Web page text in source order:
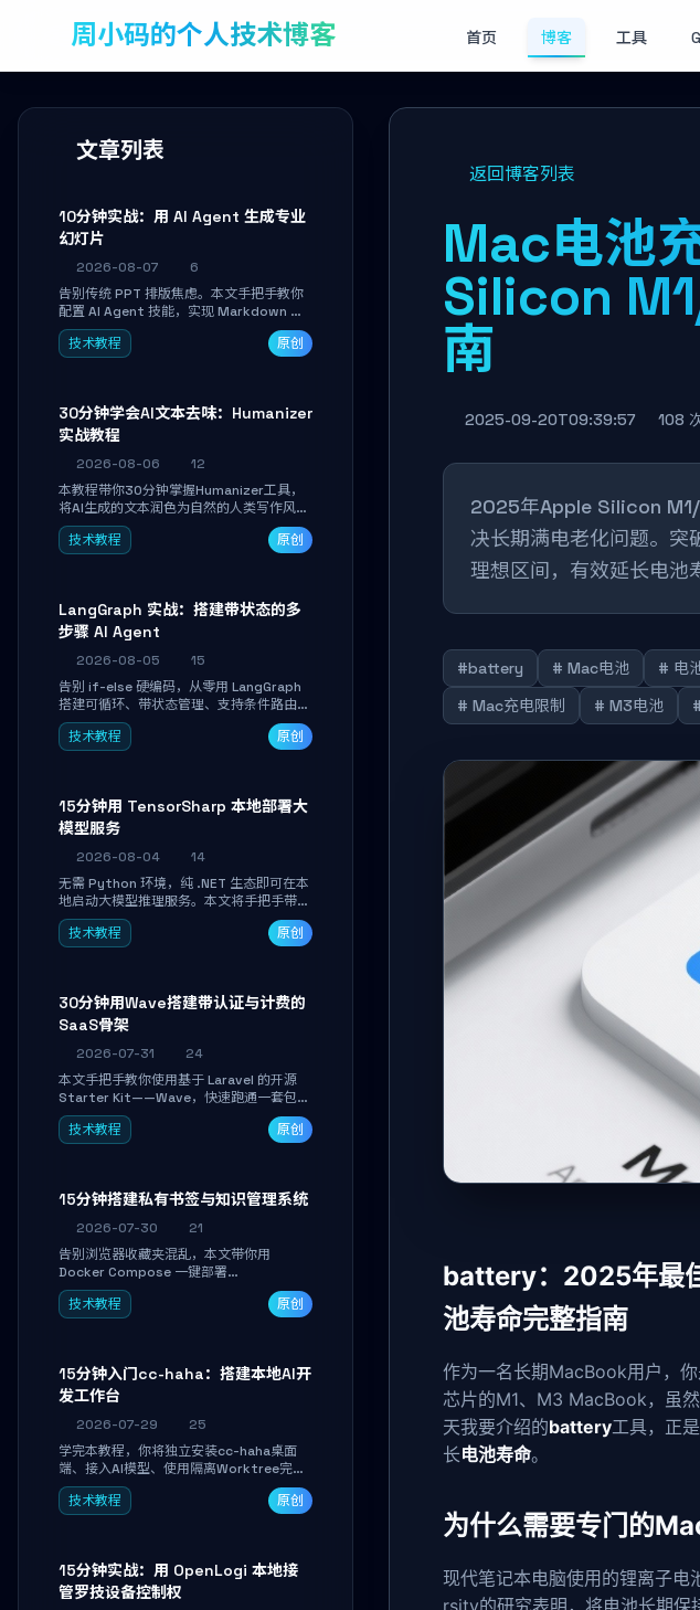
周小码的个人技术博客 首页 博客 工具
文章列表
10分钟实战：用 AI Agent 生成专业
幻灯片
2026-08-07
6
告别传统 PPT 排版焦虑。本文手把手教你
配置 AI Agent 技能，实现 Markdown 内
容自动转为带高级排版、AI 配图与 WebGL
运行时的 HTML 幻灯片。只需专注内容，
技术教程 原创
30分钟学会AI文本去味：Humanizer
实战教程
2026-08-06
12
本教程带你30分钟掌握Humanizer工具，
将AI生成的文本润色为自然的人类写作风
格。通过安装配置、实战示例和语音校准，
让你的内容告别AI痕迹，匹配个人写作习
技术教程 原创
LangGraph 实战：搭建带状态的多
步骤 AI Agent
2026-08-05
15
告别 if-else 硬编码，从零用 LangGraph
搭建可循环、带状态管理、支持条件路由的
多步骤 AI 代理。学完能独立编写包含自动
决策、工具调用和持久化状态的复杂工作
技术教程 原创
15分钟用 TensorSharp 本地部署大
模型服务
2026-08-04
14
无需 Python 环境，纯 .NET 生态即可在本
地启动大模型推理服务。本文将手把手带你
下载模型、配置 GPU 加速、启动 OpenAI
兼容 API，并在 C# 业务代码中无缝调用。
技术教程 原创
30分钟用Wave搭建带认证与计费的
SaaS骨架
2026-07-31
24
本文手把手教你使用基于 Laravel 的开源
Starter Kit——Wave，快速跑通一套包含
用户认证、订阅计费、角色权限和后台管理
的完整 SaaS 骨架。附带 Stripe 测试支付
技术教程 原创
15分钟搭建私有书签与知识管理系统
2026-07-30
21
告别浏览器收藏夹混乱，本文带你用
Docker Compose 一键部署
Linkwarden。15 分钟完成私有书签系统搭
建，掌握网页快照归档、高亮批注、分类管
技术教程 原创
15分钟入门cc-haha：搭建本地AI开
发工作台
2026-07-29
25
学完本教程，你将独立安装cc-haha桌面
端、接入AI模型、使用隔离Worktree完成
真实开发任务，并通过Diff审阅面板安全落
地AI代码改写。告别终端黑盒操作，让AI在
技术教程 原创
15分钟实战：用 OpenLogi 本地接
管罗技设备控制权
返回博客列表
Mac电池
Silicon
南
2025-09-20T09:39:57 108
2025年Apple Silicon
决长期满电老化问题。突
理想区间，有效延长电池
#battery # Mac电池 # 电
# Mac充电限制
# M3电池
battery：2025年最
池寿命完整指南
作为一名长期MacBook用户，
芯片的M1、M3 MacBook，虽
天我要介绍的battery工具，正
长电池寿命。
为什么需要专门的
现代笔记本电脑使用的锂离子
rsity的研究表明，将电池长期保